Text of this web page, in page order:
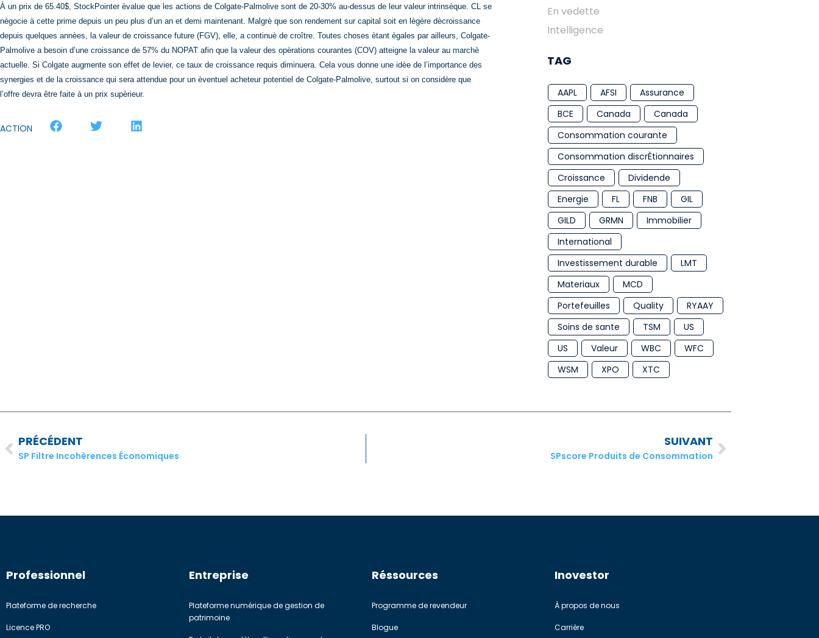
À un prix de 65.40$, StockPointer èvalue que les actions de Colgate-Palmolive sont de 20-30% au-dessus de leur valeur intrinsèque. CL se
nègocie à cette prime depuis un peu plus d’un an et demi maintenant. Malgrè que son rendement sur capital soit en lègère dècroissance
depuis quelques annèes, la valeur de croissance future (FGV), elle, a continuè de croître. Toutes choses ètant ègales par ailleurs, Colgate-
Palmolive a besoin d’une croissance de 57% du NOPAT afin que la valeur des opèrations courantes (COV) atteigne la valeur au marchè
actuelle. Si Colgate augmente son effet de levier, ce taux de croissance requis diminuera. Cela vous donne une idèe de l’importance des
synergies et de la croissance qui sera attendue pour un èventuel acheteur potentiel de Colgate-Palmolive, surtout si on considère que
l’offre devra être faite à un prix supèrieur.
ACTION
En vedette
Intelligence
TAG
AAPL AFSI
Assurance
BCE
Canada
Canada
Consommation courante
Consommation discrÈtionnaires
Croissance
Dividende
Energie
FL FNB
GIL
GILD
GRMN
Immobilier
International
Investissement durable
LMT
Materiaux
MCD
Portefeuilles
Quality
RYAAY
Soins de sante
TSM
US
US
Valeur WBC
WFC
WSM
XPO XTC
PRÉCÉDENT
SP Filtre Incohèrences Économiques
SUIVANT
SPscore Produits de Consommation
Professionnel
Plateforme de recherche
Licence PRO
Entreprise
Plateforme numérique de gestion de
patrimoine
Réssources
Programme de revendeur
Blogue
Inovestor
À propos de nous
Carrière